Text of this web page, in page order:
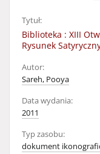
Tytuł:
Biblioteka : XIII
Rysunek
Autor:
Sareh, Pooya
Data wydania:
2011
Typ zasobu:
dokument